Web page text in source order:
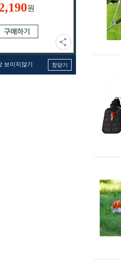
원
보이지않기 창닫기